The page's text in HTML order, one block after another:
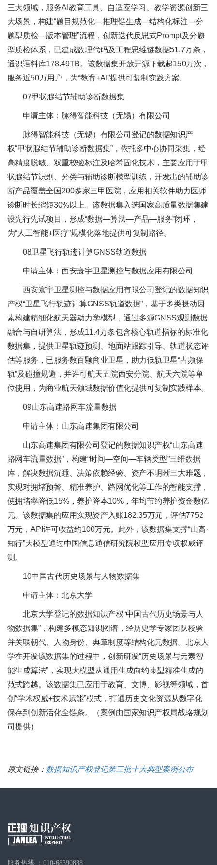
三大领域，服务AI教育工具、自适应学习、教学资源创新三
大场景，构建“题目规范化—推理链生成—结构化标注—分
题型质检—版本管理”流程，创新迭代反思式Prompt及分题
型质检体系，已建成数理代码及工程思维链数据51.7万条，
通识语料库178.49TB。该数据集开放开源下载超150万次，
服务近50万用户，为“教育+AI”提供可复制实践方案。
07甲状腺结节辅助诊断数据集
申请主体：脉得智能科技（无锡）有限公司
脉得智能科技（无锡）有限公司登记的数据知识产
权“甲状腺结节辅助诊断数据集”，依托多中心协同采集，经
高精度脱敏、双重校验标注及哈希固化技术，主要应用于甲
状腺结节识别、分类与辅助诊断模型训练，开发出的辅助诊
断产品覆盖全国200多家三甲医院，应用相关软件助力医师
诊断时长缩短30%以上。该数据集入选国家高质量数据集建
设先行先试项目，形成“数据—算法—产品—服务”闭环，
为“人工智能+医疗”规模化落地提供可复制路径。
08卫星飞行轨迹计算GNSS轨道数据
申请主体：西安寰宇卫星测控与数据应用有限公司
西安寰宇卫星测控与数据应用有限公司登记的数据知识
产权“卫星飞行轨迹计算GNSS轨道数据”，基于多类摄动因
素构建精细化航天器动力学模型，通过多源GNSS观测数据
融合与自研算法，形成11.4万条包含核心轨道指标的标准化
数据集，提供卫星轨迹预测、地面站跟踪引导、轨道状态评
估等服务，已服务数百颗商业卫星，助力低轨卫星“占频保
轨”及碰撞规避，并许可航天五院西安分院、航天六院等单
位使用，为商业航天领域数据价值化提供可复制实践样本。
09山东高速路网车流量数据
申请主体：山东高速集团有限公司
山东高速集团有限公司登记的数据知识产权“山东高速
路网车流量数据”，构建“时间—空间—车辆类型”三维数据
库，解决数据沉睡、决策依赖经验、资产不明晰三大难题，
实现对拥堵预警、精准养护、路网优化等工作的智能支撑，
使拥堵率降低15%，养护降本10%，年均节约养护资金数亿
元。该数据集的应用实现资产入账182.35万元，评估7752
万元，API许可收益约100万元。此外，该数据集支撑“山高·
知行”大模型通过中国信息通信研究院模型应用专项权威评
测。
10中国古代历史场景与人物数据集
申请主体：北京大学
北京大学登记的数据知识产权“中国古代历史场景与人
物数据集”，构建多模态知识图谱，经历史学专家团队校验
并关联朝代、人物身份、典章制度等结构化元数据。北京大
学在开发该数据集的过程中，创新研发“历史场景与元素智
能生成算法”，实现大模型从通用生成向约束型精准生成的
范式跨越。该数据集已应用于教育、文博、影视等领域，首
创“学术权威+技术赋能”模式，打通历史文化资源从数字化
保存到创新活化全链条。（案例由国家知识产权局战略规划
司提供）
原文链接： 数据知识产权登记第三批十大典型案例公布
服务热线 ：010-68390888